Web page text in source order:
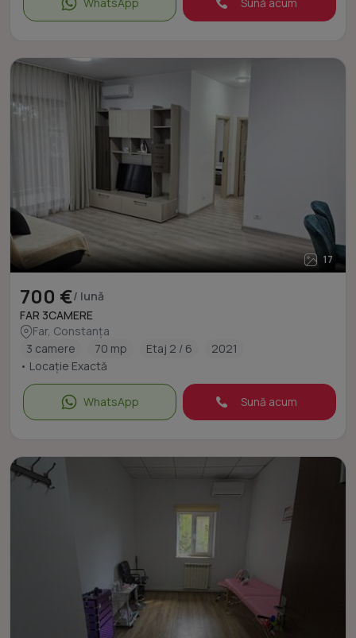
17
700 €/ lună
FAR 3CAMERE
Far, Constanța
3 camere
70 mp Etaj 2 / 6
2021
• Locație Exactă
WhatsApp Sună acum